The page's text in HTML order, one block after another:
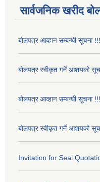
सार्वजनिक खरीद
बोलपत्र आव्हान सम्बन्धी सूचना !!!
बोलपत्र स्वीकृत गर्ने आशयको
बोलपत्र आव्हान सम्बन्धी सूचना !!!
बोलपत्र स्वीकृत गर्ने आशयको
Invitation for Seal